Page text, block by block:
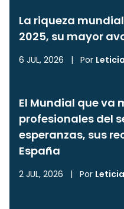
La riqueza
2025, su mayor
6 JUL, 2026 | Por
El Mundial que va
profesionales del
esperanzas, sus
España
2 JUL, 2026 | Por